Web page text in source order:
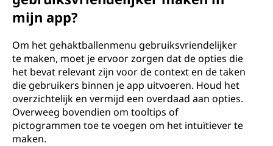
mijn app?
Om het gehaktballenmenu gebruiksvriendelijker
te maken, moet je ervoor zorgen dat de opties die
het bevat relevant zijn voor de context en de taken
die gebruikers binnen je app uitvoeren. Houd het
overzichtelijk en vermijd een overdaad aan opties.
Overweeg bovendien om tooltips of
pictogrammen toe te voegen om het intuïtiever te
maken.